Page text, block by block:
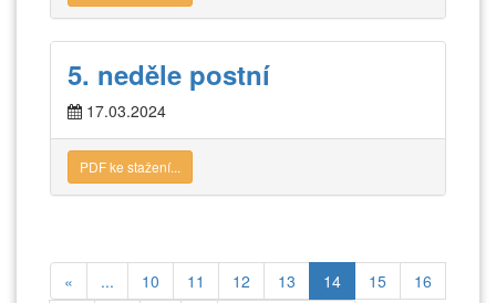
5. neděle postní
17.03.2024
PDF ke stažení...
« ... 10 11 12 13 14 15 16